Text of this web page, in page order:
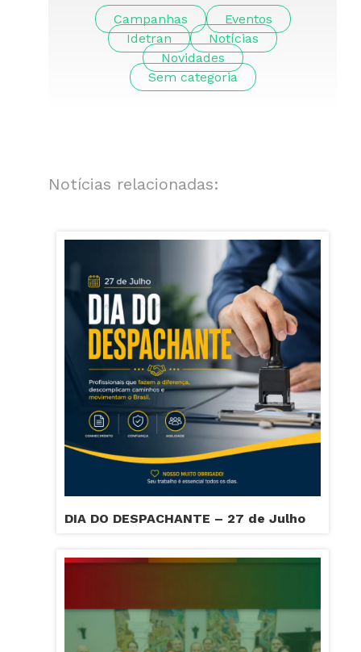
Campanhas
Eventos
Idetran
Notícias
Novidades
Sem categoria
Notícias relacionadas:
DIA DO DESPACHANTE – 27 de Julho